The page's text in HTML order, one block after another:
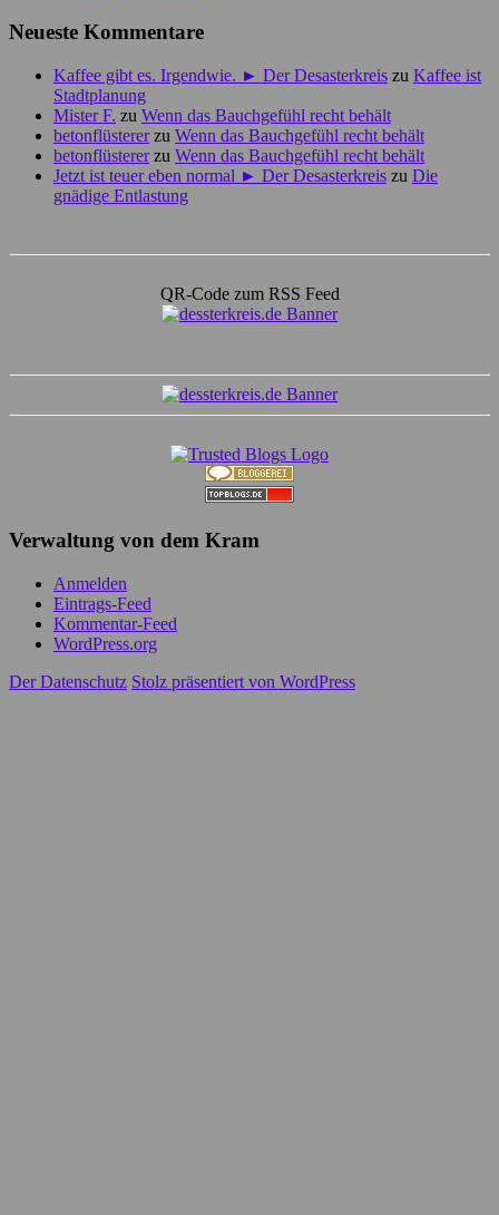
Neueste Kommentare
Kaffee gibt es. Irgendwie. ► Der Desasterkreis zu Kaffee ist
Stadtplanung
Mister F. zu Wenn das Bauchgefühl recht behält
betonflüstererzu Wenn das Bauchgefühl recht behält
betonflüstererzu Wenn das Bauchgefühl recht behält
Jetzt ist teuer eben normal ► Der Desasterkreis zu Die
gnädige Entlastung
QR-Code zum RSS Feed
Verwaltung von dem Kram
Anmelden
Eintrags-Feed
Kommentar-Feed
WordPress.org
Der Datenschutz Stolz präsentiert von WordPress